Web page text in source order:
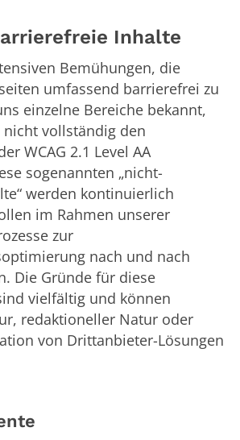
Inhalte
Bemühungen, die
umfassend barrierefrei zu
einzelne Bereiche bekannt,
vollständig den
WCAG 2.1 Level AA
sogenannten „nicht-
werden kontinuierlich
im Rahmen unserer
zur
nach und nach
Die Gründe für diese
vielfältig und können
redaktioneller Natur oder
von Drittanbieter-Lösungen